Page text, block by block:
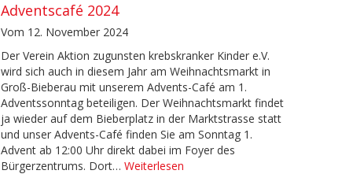
Adventscafé 2024
Vom 12. November 2024
Der Verein Aktion zugunsten krebskranker Kinder e.V.
wird sich auch in diesem Jahr am Weihnachtsmarkt in
Groß-Bieberau mit unserem Advents-Café am 1.
Adventssonntag beteiligen. Der Weihnachtsmarkt findet
ja wieder auf dem Bieberplatz in der Marktstrasse statt
und unser Advents-Café finden Sie am Sonntag 1.
Advent ab 12:00 Uhr direkt dabei im Foyer des
Bürgerzentrums. Dort… Weiterlesen